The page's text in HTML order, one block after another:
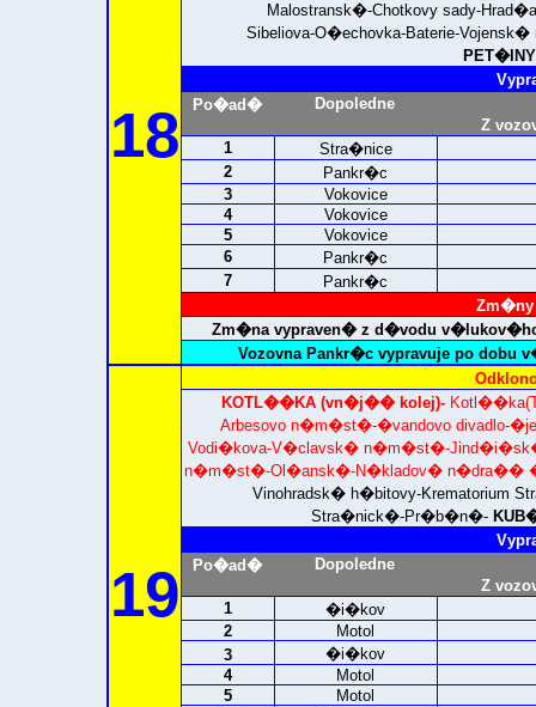
18
Malostransk�-Chotkovy sady-
Sibeliova-O�echovka-Baterie-
Po�ad�
Dopoledne
Z
1
Stra�nice
2
Pankr�c
3
Vokovice
4
Vokovice
5
Vokovice
6
Pankr�c
7
Pankr�c
Zm�ny
Zm�na vypraven� z d�vodu
Vozovna Pankr�c vypravuje po
19
KOTL��KA (vn�j�� kolej)-
Arbesovo n�m�st�-�vandovo divadlo-
Vodi�kova-V�clavsk� n�m�st�-
n�m�st�-Ol�ansk�-N�kladov� n�dra��
Vinohradsk� h�bitovy-Krematorium
Stra�nick�-Pr�b�n�-
Po�ad�
Dopoledne
Z
1
�i�kov
2
Motol
3
�i�kov
4
Motol
5
Motol